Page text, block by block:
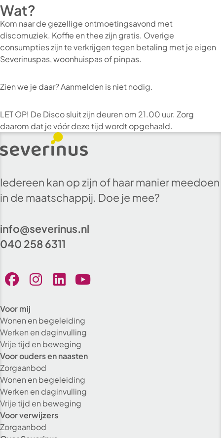
Wat?
Kom naar de gezellige ontmoetingsavond met
discomuziek. Koffie en thee zijn gratis. Overige
consumpties zijn te verkrijgen tegen betaling met je eigen
Severinuspas, woonhuispas of pinpas.
Zien we je daar? Aanmelden is niet nodig.
LET OP! De Disco sluit zijn deuren om 21.00 uur. Zorg
daarom dat je vóór deze tijd wordt opgehaald.
Iedereen kan op zijn of haar manier meedoen
in de maatschappij. Doe je mee?
info@severinus.nl
040 258 6311
Voor mij
Wonen en begeleiding
Werken en daginvulling
Vrije tijd en beweging
Voor ouders en naasten
Zorgaanbod
Wonen en begeleiding
Werken en daginvulling
Vrije tijd en beweging
Voor verwijzers
Zorgaanbod